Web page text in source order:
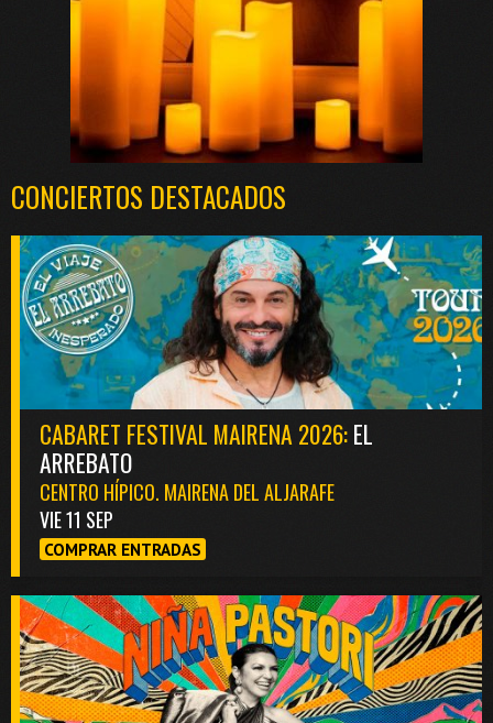
CONCIERTOS DESTACADOS
CABARET FESTIVAL MAIRENA 2026:EL
ARREBATO
CENTRO HÍPICO. MAIRENA DEL ALJARAFE
VIE 11 SEP
COMPRAR ENTRADAS